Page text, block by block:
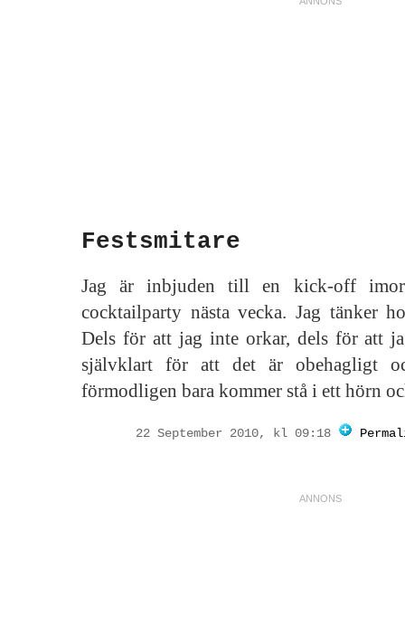
Festsmitare
Jag är inbjuden till en kick-off
cocktailparty nästa vecka. Jag tänker
Dels för att jag inte orkar, dels för att
självklart för att det är obehagligt
förmodligen bara kommer stå i ett hörn
22 September 2010, kl 09:18